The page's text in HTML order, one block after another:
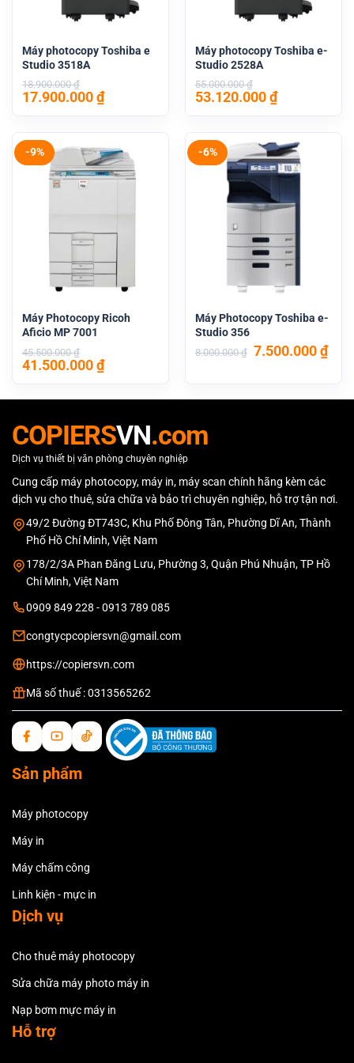
Máy photocopy Toshiba e
Studio 3518A
18.900.000₫
Giá
18.900.000 ₫.
17.900.000₫Giá
hiện
17.900.000 ₫.
Máy photocopy Toshiba e-
Studio 2528A
55.000.000₫
Giá
55.000.000 ₫.
53.120.000₫Giá
hiện
là:
53.120.000
-9%
Máy Photocopy Ricoh
Aficio MP 7001
45.500.000₫
Giá
41.500.000₫Giá
hiện
-6%
Máy Photocopy Toshiba e-
Studio 356
8.000.000₫ Giá
7.500.000₫Giá
hiện
COPIERSVN.com
Dịch vụ thiết bị văn phòng chuyên nghiệp
Cung cấp máy photocopy, máy in, máy scan chính hãng kèm các
dịch vụ cho thuê, sửa chữa và bảo trì chuyên nghiệp, hỗ trợ tận nơi.
49/2 Đường ĐT743C, Khu Phố Đông Tân, Phường Dĩ An, Thành
Phố Hồ Chí Minh, Việt Nam
178/2/3A Phan Đăng Lưu, Phường 3, Quận Phú Nhuận, TP Hồ
Chí Minh, Việt Nam
0909 849 228 - 0913 789 085
congtycpcopiersvn@gmail.com
https://copiersvn.com
Mã số thuế : 0313565262
Sản phẩm
Máy photocopy
Máy in
Máy chấm công
Linh kiện - mực in
Dịch vụ
Cho thuê máy photocopy
Sửa chữa máy photo máy in
Nạp bơm mực máy in
Hỗ trợ